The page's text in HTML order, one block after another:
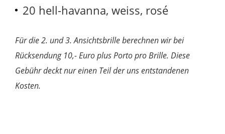
20 hell-havanna, weiss, rosé
Für die 2. und 3. Ansichtsbrille berechnen wir bei
Rücksendung 10,- Euro plus Porto pro Brille. Diese
Gebühr deckt nur einen Teil der uns entstandenen
Kosten.